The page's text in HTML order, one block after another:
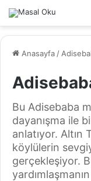
Anasayfa /
Bu Adisebaba
dayanışma ile
anlatıyor. Altın
köylülerin
gerçekleşiyor.